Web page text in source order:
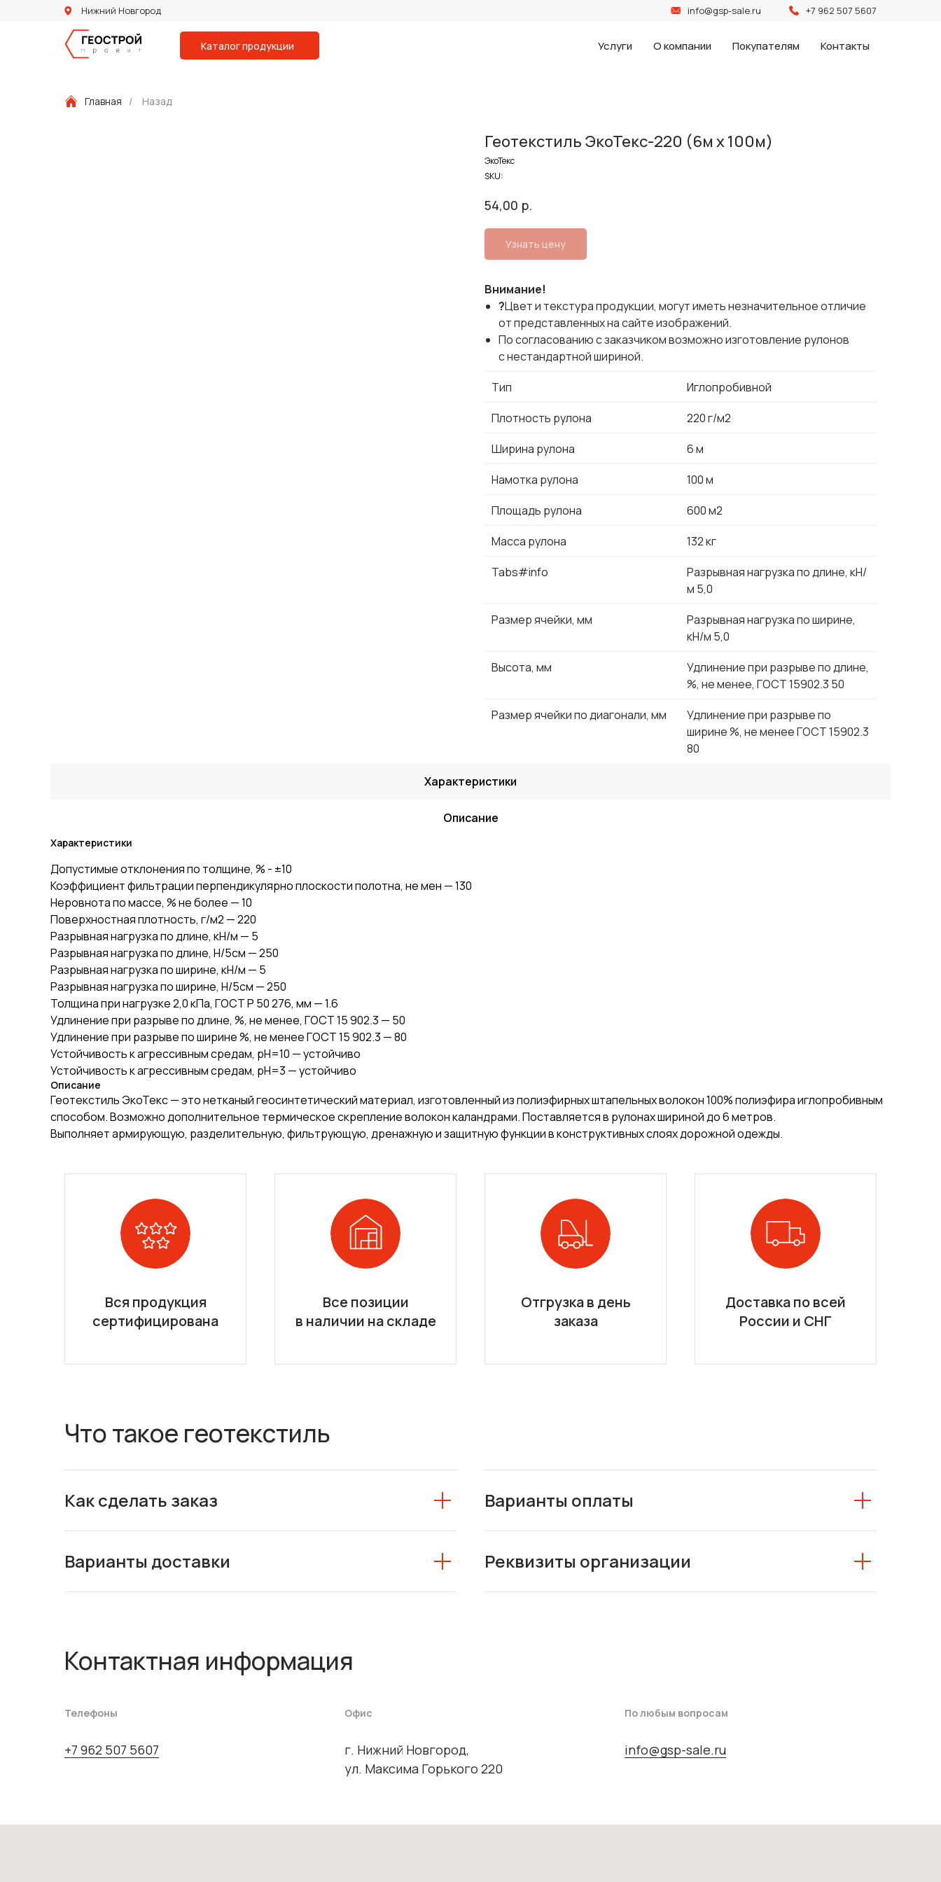
Нижний Новгород info@gsp-sale.ru +7 962 507 5607
Услуги О компании Покупателям Контакты
Каталог продукции
Главная / Назад
Геотекстиль ЭкоТекс-220 (6м х 100м)
ЭкоТекс
SKU:
54,00 р.
Узнать цену
Внимание!
?Цвет и текстура продукции, могут иметь незначительное отличие
от представленных на сайте изображений.
По согласованию с заказчиком возможно изготовление рулонов
с нестандартной шириной.
Тип
Иглопробивной
Плотность рулона
220 г/м2
Ширина рулона
6 м
Намотка рулона
100 м
Площадь рулона
600 м2
Масса рулона
132 кг
Tabs#info
Разрывная нагрузка по длине, кН/
м 5,0
Размер ячейки, мм
Разрывная нагрузка по ширине,
кН/м 5,0
Высота, мм
Удлинение при разрыве по длине,
%, не менее, ГОСТ 15902.3 50
Размер ячейки по диагонали, мм
Удлинение при разрыве по
ширине %, не менее ГОСТ 15902.3
80
Характеристики
Описание
Характеристики
Допустимые отклонения по толщине, % - ±10
Коэффициент фильтрации перпендикулярно плоскости полотна, не мен — 130
Неровнота по массе, % не более — 10
Поверхностная плотность, г/м2 — 220
Разрывная нагрузка по длине, кН/м — 5
Разрывная нагрузка по длине, Н/5см — 250
Разрывная нагрузка по ширине, кН/м — 5
Разрывная нагрузка по ширине, Н/5см — 250
Толщина при нагрузке 2,0 кПа, ГОСТ Р 50 276, мм — 1.6
Удлинение при разрыве по длине, %, не менее, ГОСТ 15 902.3 — 50
Удлинение при разрыве по ширине %, не менее ГОСТ 15 902.3 — 80
Устойчивость к агрессивным средам, pH=10 — устойчиво
Устойчивость к агрессивным средам, pH=3 — устойчиво
Описание
Геотекстиль ЭкоТекс — это нетканый геосинтетический материал, изготовленный из полиэфирных штапельных волокон 100% полиэфира иглопробивным
способом. Возможно дополнительное термическое скрепление волокон каландрами. Поставляется в рулонах шириной до 6 метров.
Выполняет армирующую, разделительную, фильтрующую, дренажную и защитную функции в конструктивных слоях дорожной одежды.
Вся продукция
сертифицирована
Все позиции
в наличии на складе
Отгрузка в день
заказа
Доставка по всей
России и СНГ
Что такое геотекстиль
Как сделать заказ Варианты оплаты
Варианты доставки Реквизиты организации
Контактная информация
Телефоны
+7 962 507 5607
Офис
г. Нижний Новгород,
ул. Максима Горького 220
По любым вопросам
info@gsp-sale.ru